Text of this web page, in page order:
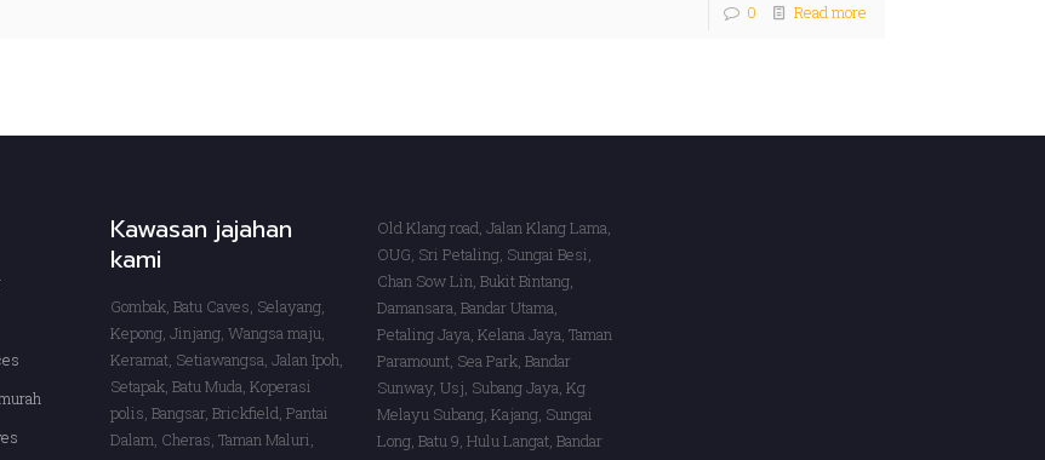
0 Read more
Kawasan jajahan
kami
Gombak, Batu Caves, Selayang,
Kepong, Jinjang, Wangsa maju,
Keramat, Setiawangsa, Jalan Ipoh,
Setapak, Batu Muda, Koperasi
polis, Bangsar, Brickfield, Pantai
Dalam, Cheras, Taman Maluri,
Old Klang road, Jalan Klang Lama,
OUG, Sri Petaling, Sungai Besi,
Chan Sow Lin, Bukit Bintang,
Damansara, Bandar Utama,
Petaling Jaya, Kelana Jaya, Taman
Paramount, Sea Park, Bandar
Sunway, Usj, Subang Jaya, Kg
Melayu Subang, Kajang, Sungai
Long, Batu 9, Hulu Langat, Bandar